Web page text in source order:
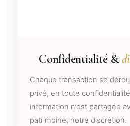
Confidentialité &
Chaque transaction se
privé, en toute
information n’est partagée
patrimoine, notre discrétion.